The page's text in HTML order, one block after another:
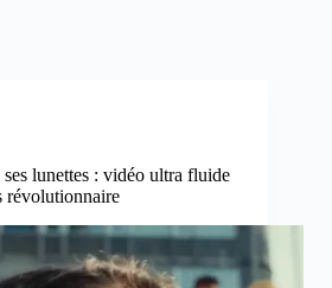
lunettes : vidéo ultra fluide
révolutionnaire